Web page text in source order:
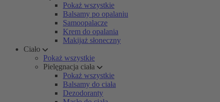
Pokaż wszystkie
Balsamy po opalaniu
Samoopalacze
Krem do opalania
Makijaż słoneczny
Ciało
Pokaż wszystkie
Pielęgnacja ciała
Pokaż wszystkie
Balsamy do ciała
Dezodoranty